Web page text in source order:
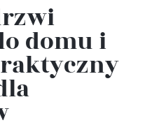
domu i